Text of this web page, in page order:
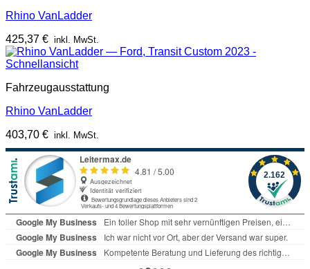
Rhino VanLadder
425,37 € inkl. MwSt.
Schnellansicht
Fahrzeugausstattung
Rhino VanLadder
403,70 € inkl. MwSt.